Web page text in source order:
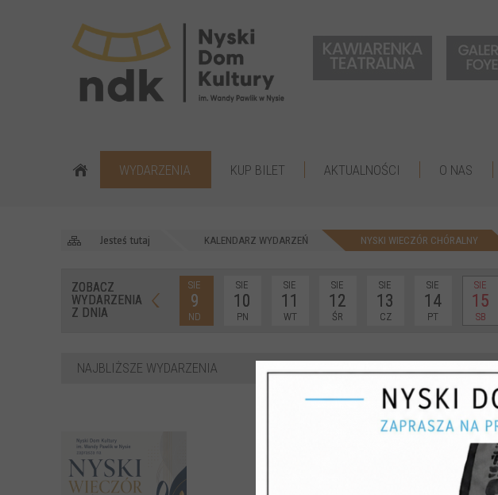
WYDARZENIA KUP BILET AKTUALNOŚCI O NAS
Jesteś tutaj KALENDARZ WYDARZEŃ NYSKI WIECZÓR CHÓRALNY
ZOBACZ
WYDARZENIA
Z DNIA
SIE
9
ND
SIE
10
PN
SIE
11
WT
SIE
12
ŚR
SIE
13
CZ
SIE
14
PT
SIE
15
SB
NAJBLIŻSZE WYDARZENIA
NYSKI
CHÓRALNY